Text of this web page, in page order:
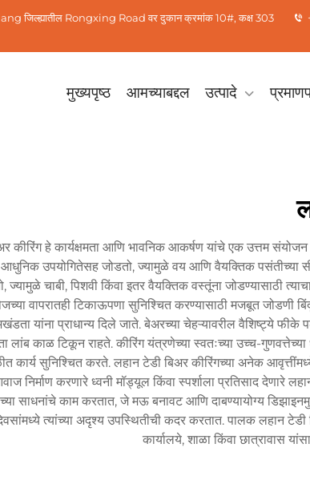
जिल्ह्यातील Rongxing Road वर दुकान क्रमांक 10#, कक्ष 303
मुख्यपृष्ठ आमच्याबद्दल उत्पादे
कीरिंग हे कार्यक्षमता आणि भावनिक आकर्षण यांचे एक उत्तम
उपयोगितेसह जोडतो, ज्यामुळे वय आणि वैयक्तिक पसंतीच्या
चाबी, पिशवी किंवा इतर वैयक्तिक वस्तूंना जोडण्यासाठी
वापरातही टिकाऊपणा सुनिश्चित करण्यासाठी मजबूत जोडणी
यांना प्राधान्य दिले जाते. बेअरच्या चेहऱ्यावरील वैशिष्ट्ये
लांब काळ टिकून राहते. कीरिंग यंत्रणेच्या स्वतःच्या उच्च-
कार्य सुनिश्चित करते. लहान टेडी बिअर कीरिंगच्या अनेक
निर्माण करणारे ध्वनी मॉड्यूल किंवा स्पर्शाला प्रतिसाद
साधनांचे काम करतात, जे मऊ बनावट आणि दाबण्यायोग्य डिझाइनमुळे
त्यांच्या अदृश्य उपस्थितीची कदर करतात. पालक लहान
कार्यालये, शाळा किंवा छात्रावास